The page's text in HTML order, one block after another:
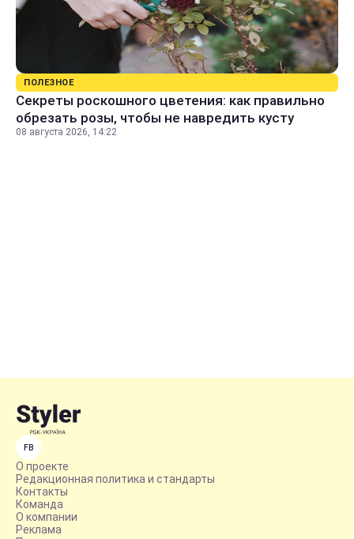
ПОЛЕЗНОЕ
Секреты роскошного цветения: как правильно
обрезать розы, чтобы не навредить кусту
08 августа 2026, 14:22
FB
О проекте
Редакционная политика и стандарты
Контакты
Команда
О компании
Реклама